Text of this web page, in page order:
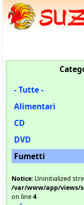
- Tutte -
Alimentari
CD
DVD
Fumetti
Notice: Uninitialized
/var/www/app/views/
on line4